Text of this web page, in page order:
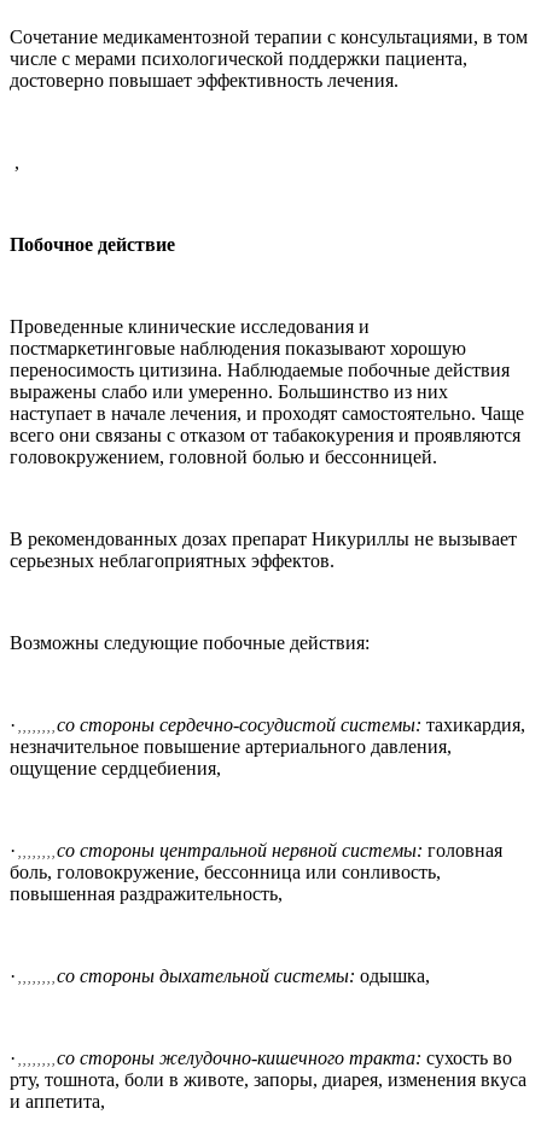
Сочетание медикаментозной терапии с консультациями, в том
числе с мерами психологической поддержки пациента,
достоверно повышает эффективность лечения.
,
Побочное действие
Проведенные клинические исследования и
постмаркетинговые наблюдения показывают хорошую
переносимость цитизина. Наблюдаемые побочные действия
выражены слабо или умеренно. Большинство из них
наступает в начале лечения, и проходят самостоятельно. Чаще
всего они связаны с отказом от табакокурения и проявляются
головокружением, головной болью и бессонницей.
В рекомендованных дозах препарат Никуриллы не вызывает
серьезных неблагоприятных эффектов.
Возможны следующие побочные действия:
· , , , , , , , , со стороны сердечно-сосудистой системы: тахикардия,
незначительное повышение артериального давления,
ощущение сердцебиения,
· , , , , , , , , со стороны центральной нервной системы: головная
боль, головокружение, бессонница или сонливость,
повышенная раздражительность,
· , , , , , , , , со стороны дыхательной системы: одышка,
· , , , , , , , , со стороны желудочно-кишечного тракта: сухость во
рту, тошнота, боли в животе, запоры, диарея, изменения вкуса
и аппетита,